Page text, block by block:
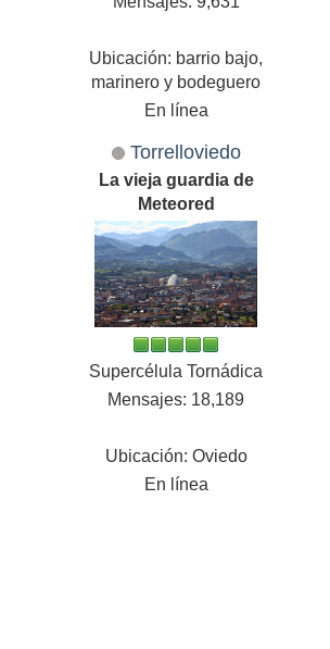
Ubicación: barrio bajo,
marinero y bodeguero
En línea
Torrelloviedo
La vieja guardia de
Meteored
Supercélula Tornádica
Mensajes: 18,189
Ubicación: Oviedo
En línea